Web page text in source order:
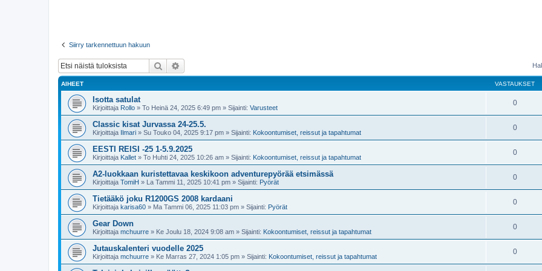
Siirry tarkennettuun hakuun
Etsi
AIHEET VASTAUKSET
Isotta satulat
Kirjoittaja Rollo » To Heinä 24, 2025 6:49 pm » Sijainti: Varusteet
0
Classic kisat Jurvassa 24-25.5.
Kirjoittaja Ilmari » Su Touko 04, 2025 9:17 pm » Sijainti: Kokoontumiset, reissut ja tapahtumat
0
EESTI REISI -25 1-5.9.2025
Kirjoittaja Kallet » To Huhti 24, 2025 10:26 am » Sijainti: Kokoontumiset, reissut ja tapahtumat
0
A2-luokkaan kuristettavaa keskikoon adventurepyörää etsimässä
Kirjoittaja TomiH » La Tammi 11, 2025 10:41 pm » Sijainti: Pyörät
0
Tietääkö joku R1200GS 2008 kardaani
Kirjoittaja karisa60 » Ma Tammi 06, 2025 11:03 pm » Sijainti: Pyörät
0
Gear Down
Kirjoittaja mchuurre » Ke Joulu 18, 2024 9:08 am » Sijainti: Kokoontumiset, reissut ja tapahtumat
0
Jutauskalenteri vuodelle 2025
Kirjoittaja mchuurre » Ke Marras 27, 2024 1:05 pm » Sijainti: Kokoontumiset, reissut ja tapahtumat
0